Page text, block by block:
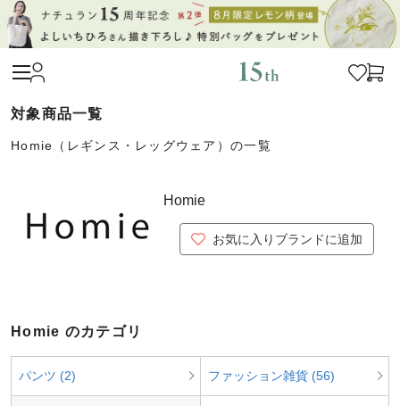
Homie（レギンス・レッグウェア）の一覧
Homie
お気に入りブランドに追加
Homie のカテゴリ
パンツ (2) ファッション雑貨 (56)